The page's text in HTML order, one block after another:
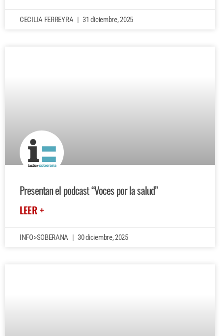
CECILIA FERREYRA 31 diciembre, 2025
Presentan el podcast “Voces por la salud”
LEER +
INFO>SOBERANA 30 diciembre, 2025